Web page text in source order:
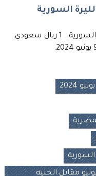
السورية
سجل الريال السعودي مقابل الليرة السورية.. 1 ريال سعودي
الريال السعودي اليوم الاحد9 يونيو مقابل الجنيه